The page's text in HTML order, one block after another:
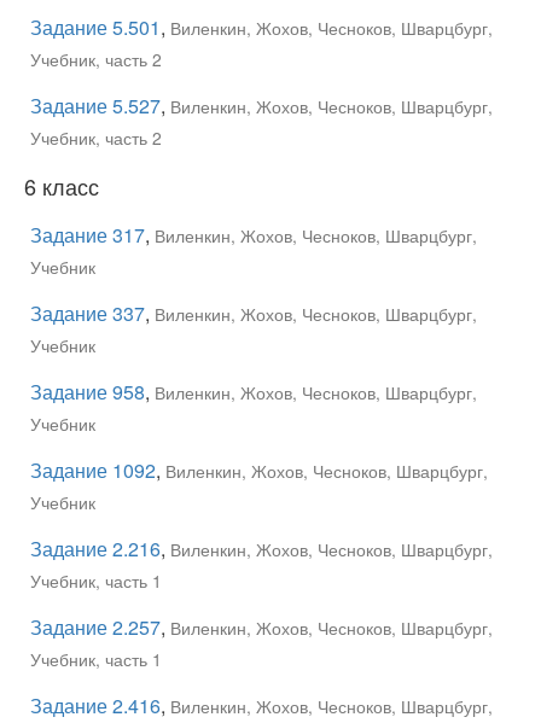
Задание 5.501, Виленкин, Жохов, Чесноков, Шварцбург,
Учебник, часть 2
Задание 5.527, Виленкин, Жохов, Чесноков, Шварцбург,
Учебник, часть 2
6 класс
Задание 317, Виленкин, Жохов, Чесноков, Шварцбург,
Учебник
Задание 337, Виленкин, Жохов, Чесноков, Шварцбург,
Учебник
Задание 958, Виленкин, Жохов, Чесноков, Шварцбург,
Учебник
Задание 1092, Виленкин, Жохов, Чесноков, Шварцбург,
Учебник
Задание 2.216, Виленкин, Жохов, Чесноков, Шварцбург,
Учебник, часть 1
Задание 2.257, Виленкин, Жохов, Чесноков, Шварцбург,
Учебник, часть 1
Задание 2.416, Виленкин, Жохов, Чесноков, Шварцбург,